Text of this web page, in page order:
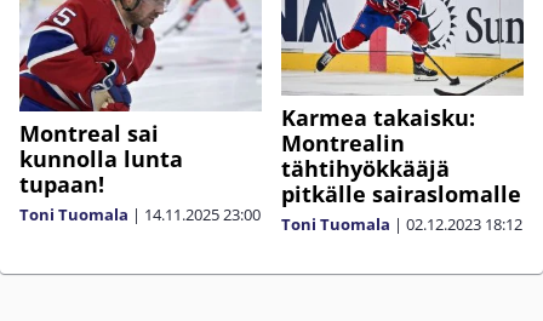
Montreal sai
kunnolla lunta
tupaan!
Toni Tuomala | 14.11.202523:00
Karmea takaisku:
Montrealin
tähtihyökkääjä
pitkälle sairaslomalle
Toni Tuomala | 02.12.2023 18:12